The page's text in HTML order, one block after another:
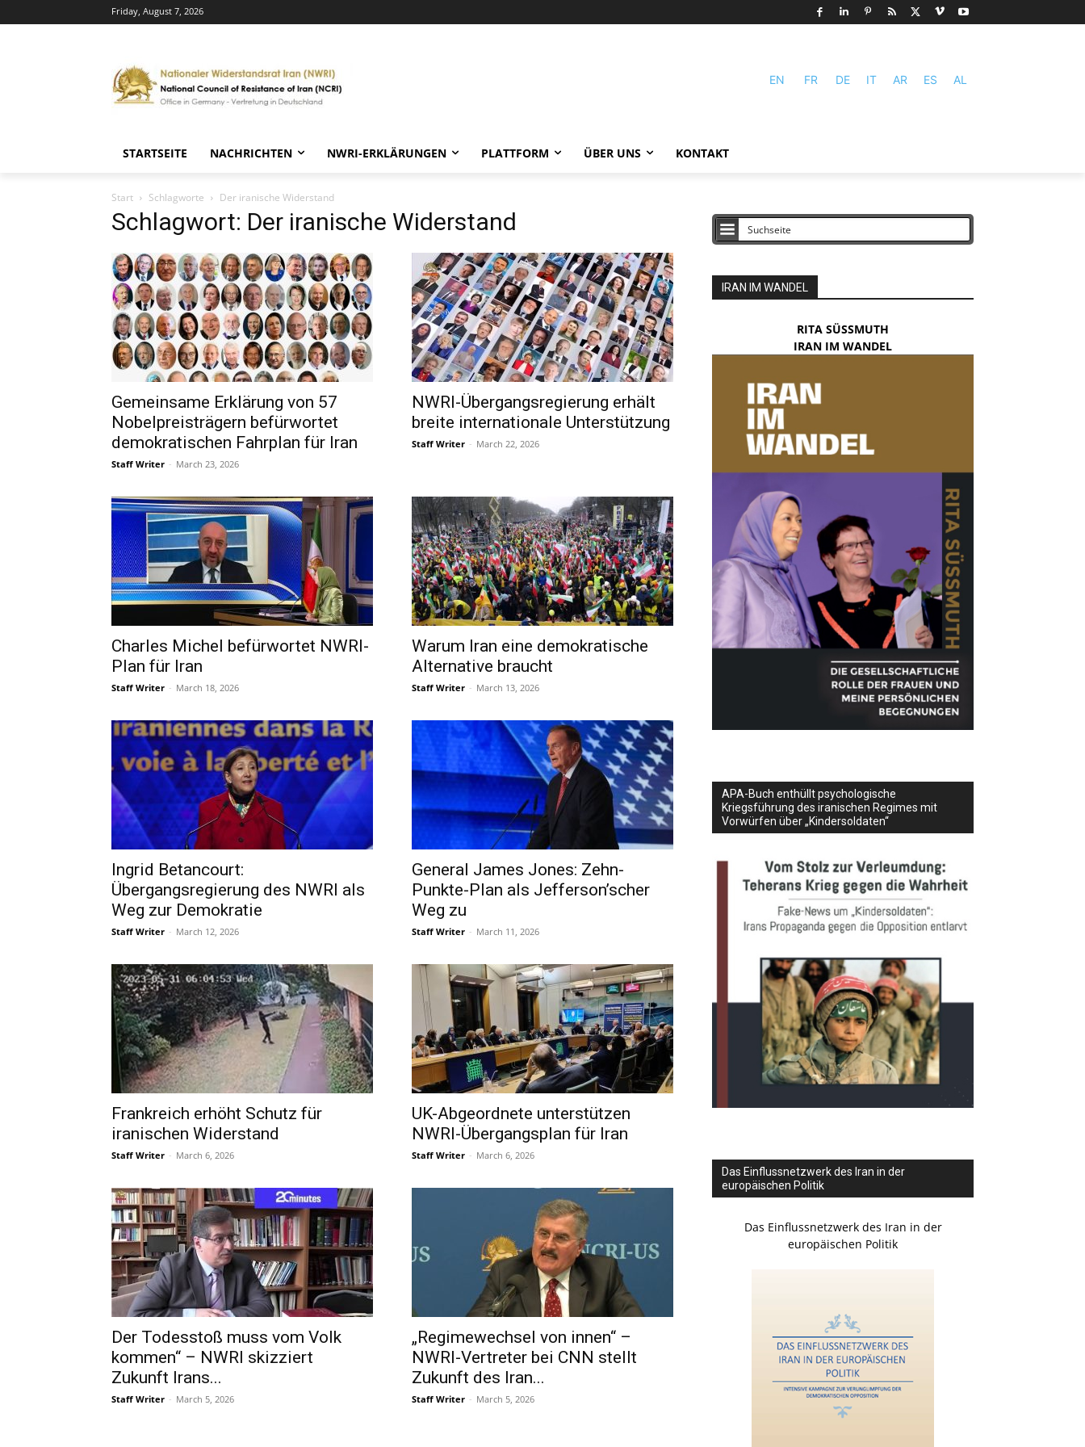
Friday, August 7, 2026
EN FR DE IT AR ES AL
STARTSEITE NACHRICHTEN NWRI-ERKLÄRUNGEN PLATTFORM ÜBER UNS KONTAKT
Start Schlagworte Der iranische Widerstand
Schlagwort: Der iranische Widerstand
Gemeinsame Erklärung von 57
Nobelpreisträgern befürwortet
demokratischen Fahrplan für Iran
Staff Writer - March 23, 2026
NWRI-Übergangsregierung erhält
breite internationale Unterstützung
Staff Writer - March 22, 2026
Charles Michel befürwortet NWRI-
Plan für Iran
Staff Writer - March 18, 2026
Warum Iran eine demokratische
Alternative braucht
Staff Writer - March 13, 2026
Ingrid Betancourt:
Übergangsregierung des NWRI als
Weg zur Demokratie
Staff Writer - March 12, 2026
General James Jones: Zehn-
Punkte-Plan als Jefferson’scher
Weg zu
Staff Writer - March 11, 2026
Frankreich erhöht Schutz für
iranischen Widerstand
Staff Writer - March 6, 2026
UK-Abgeordnete unterstützen
NWRI-Übergangsplan für Iran
Staff Writer - March 6, 2026
Der Todesstoß muss vom Volk
kommen“ – NWRI skizziert
Zukunft Irans...
Staff Writer - March 5, 2026
„Regimewechsel von innen“ –
NWRI-Vertreter bei CNN stellt
Zukunft des Iran...
Staff Writer - March 5, 2026
IRAN IM WANDEL
RITA SÜSSMUTH
IRAN IM WANDEL
APA-Buch enthüllt psychologische
Kriegsführung des iranischen Regimes mit
Vorwürfen über „Kindersoldaten“
Das Einflussnetzwerk des Iran in der
europäischen Politik
Das Einflussnetzwerk des Iran in der
europäischen Politik